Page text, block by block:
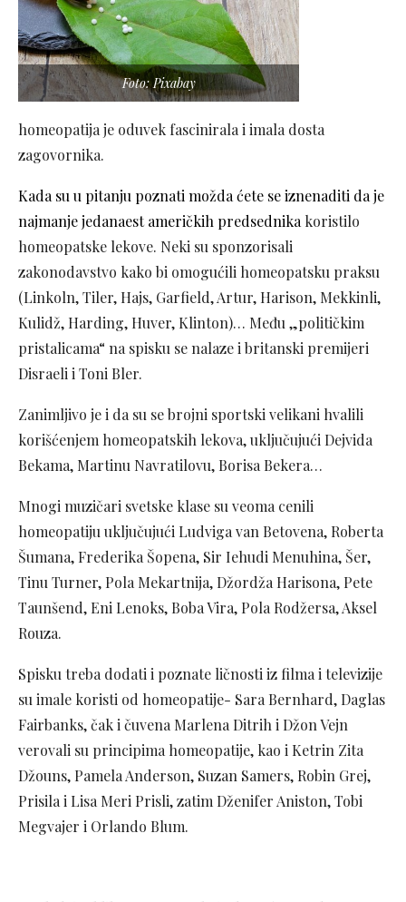
Foto: Pixabay
homeopatija je oduvek fascinirala i imala dosta
zagovornika.
Kada su u pitanju poznati možda ćete se iznenaditi da je
najmanje jedanaest američkih predsednikakoristilo
homeopatske lekove. Neki su sponzorisali
zakonodavstvo kako bi omogućili homeopatsku praksu
(Linkoln, Tiler, Hajs, Garfield, Artur, Harison, Mekkinli,
Kulidž, Harding, Huver, Klinton)… Među „političkim
pristalicama“ na spisku se nalaze i britanski premijeri
Disraeli i Toni Bler.
Zanimljivo je i da su se brojni sportski velikani hvalili
korišćenjem homeopatskih lekova, uključujući Dejvida
Bekama, Martinu Navratilovu, Borisa Bekera…
Mnogi muzičari svetske klase su veoma cenili
homeopatiju uključujući Ludviga van Betovena, Roberta
Šumana, Frederika Šopena, Sir Iehudi Menuhina, Šer,
Tinu Turner, Pola Mekartnija, Džordža Harisona, Pete
Taunšend, Eni Lenoks, Boba Vira, Pola Rodžersa, Aksel
Rouza.
Spisku treba dodati i poznate ličnosti iz filma i televizije
su imale koristi od homeopatije- Sara Bernhard, Daglas
Fairbanks, čak i čuvena Marlena Ditrih i Džon Vejn
verovali su principima homeopatije, kao i Ketrin Zita
Džouns, Pamela Anderson, Suzan Samers, Robin Grej,
Prisila i Lisa Meri Prisli, zatim Dženifer Aniston, Tobi
Megvajer i Orlando Blum.